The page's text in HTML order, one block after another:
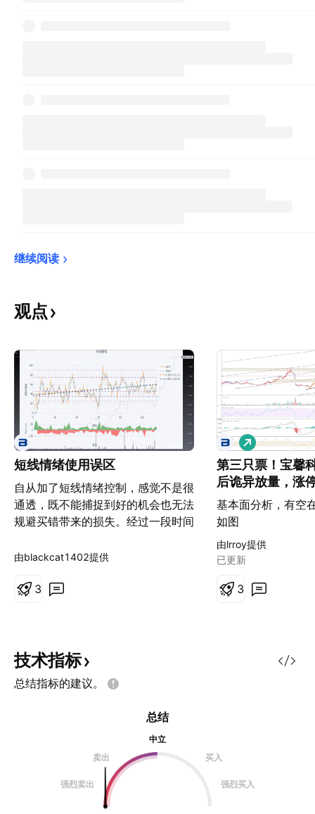
继续阅读
观点
短线情绪使用误区
自从加了短线情绪控制，感觉不是很
通透，既不能捕捉到好的机会也无法
规避买错带来的损失。经过一段时间
区吧。 自从开发了短线情绪指标，
仓位进行控制，下单仓位比从
下只允许卖出，不会买入。 今天就
遇到了第二种用法的误区，或者说对
于超短策略的误区。早上大盘一度情
卖点也不会有买入操作，因为情绪
差。但是事实上，今天是个短线情绪
反弹的日子，在开盘后不久就有资金
点火买入，但是这是其实情绪还是类
由blackcat1402提供
3
第三只票！宝馨
后诡异放量，涨
基本面分析，有空
如图
做
多
由lrroy提供
已更新
3
技术指标
总结指标的建议。
总结
中立
卖出
买入
强烈卖出 强烈买入